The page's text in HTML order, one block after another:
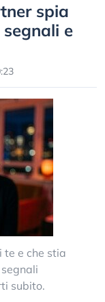
spia
e
te e che stia
subito.